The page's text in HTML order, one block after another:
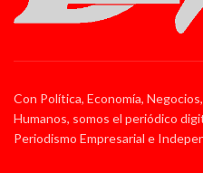
Con Política, Economía,
Humanos, somos el periódico
Periodismo Empresarial e